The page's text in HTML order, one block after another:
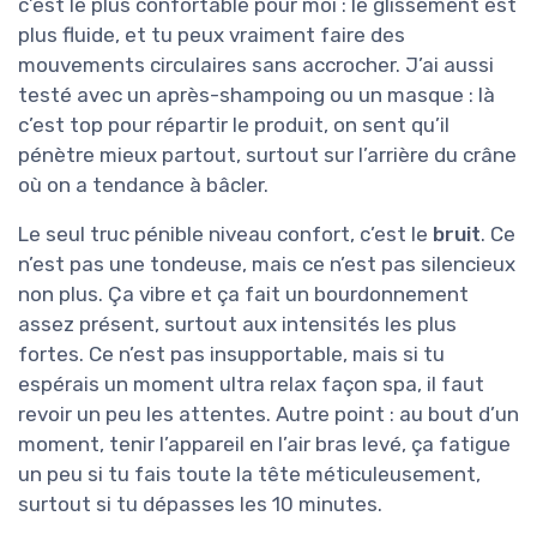
c’est le plus confortable pour moi : le glissement est
plus fluide, et tu peux vraiment faire des
mouvements circulaires sans accrocher. J’ai aussi
testé avec un après-shampoing ou un masque : là
c’est top pour répartir le produit, on sent qu’il
pénètre mieux partout, surtout sur l’arrière du crâne
où on a tendance à bâcler.
Le seul truc pénible niveau confort, c’est le bruit. Ce
n’est pas une tondeuse, mais ce n’est pas silencieux
non plus. Ça vibre et ça fait un bourdonnement
assez présent, surtout aux intensités les plus
fortes. Ce n’est pas insupportable, mais si tu
espérais un moment ultra relax façon spa, il faut
revoir un peu les attentes. Autre point : au bout d’un
moment, tenir l’appareil en l’air bras levé, ça fatigue
un peu si tu fais toute la tête méticuleusement,
surtout si tu dépasses les 10 minutes.